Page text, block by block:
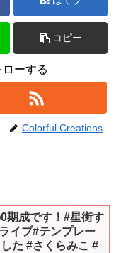
コピー
ーする
Colorful Creations
期成です！#星街す
イブ#テンプレー
した #さくらみこ #